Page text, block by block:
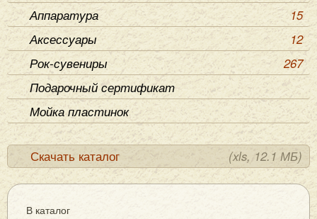
Аппаратура
15
Аксессуары
12
Рок-сувениры
267
Подарочный сертификат
Мойка пластинок
Скачать каталог (xls, 12.1 МБ)
В каталог